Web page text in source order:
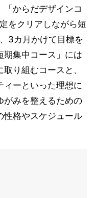
からだデザインコ
をクリアしながら短
3カ月かけて目標を
期集中コース」には
り組むコースと、
ィーといった理想に
がみを整えるための
性格やスケジュール